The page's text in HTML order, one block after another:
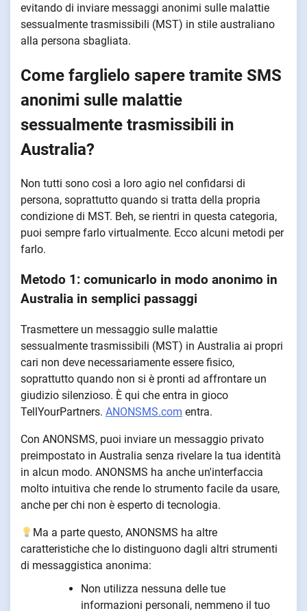
evitando di inviare messaggi anonimi sulle malattie
sessualmente trasmissibili (MST) in stile australiano
alla persona sbagliata.
Come farglielo sapere tramite SMS
anonimi sulle malattie
sessualmente trasmissibili in
Australia?
Non tutti sono così a loro agio nel confidarsi di
persona, soprattutto quando si tratta della propria
condizione di MST. Beh, se rientri in questa categoria,
puoi sempre farlo virtualmente. Ecco alcuni metodi per
farlo.
Metodo 1: comunicarlo in modo anonimo in
Australia in semplici passaggi
Trasmettere un messaggio sulle malattie
sessualmente trasmissibili (MST) in Australia ai propri
cari non deve necessariamente essere fisico,
soprattutto quando non si è pronti ad affrontare un
giudizio silenzioso. È qui che entra in gioco
TellYourPartners. ANONSMS.com entra.
Con ANONSMS, puoi inviare un messaggio privato
preimpostato in Australia senza rivelare la tua identità
in alcun modo. ANONSMS ha anche un'interfaccia
molto intuitiva che rende lo strumento facile da usare,
anche per chi non è esperto di tecnologia.
Ma a parte questo, ANONSMS ha altre
caratteristiche che lo distinguono dagli altri strumenti
di messaggistica anonima:
Non utilizza nessuna delle tue
informazioni personali, nemmeno il tuo